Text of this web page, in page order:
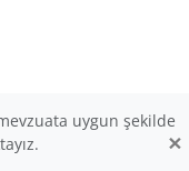
uygun şekilde
×